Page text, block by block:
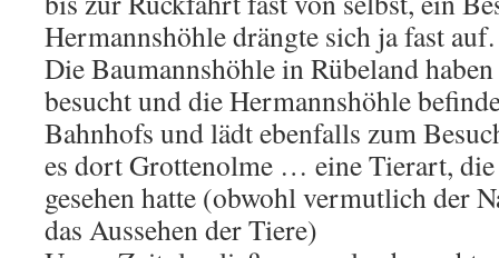
Hermannshöhle drängte sich ja fast auf.
Die Baumannshöhle in Rübeland
besucht und die Hermannshöhle
Bahnhofs und lädt ebenfalls zum
es dort Grottenolme … eine Tierart,
gesehen hatte (obwohl vermutlich der
das Aussehen der Tiere)